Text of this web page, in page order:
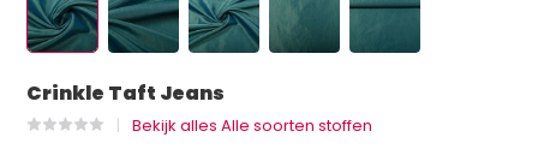
Crinkle Taft Jeans
Bekijk alles Alle soorten stoffen